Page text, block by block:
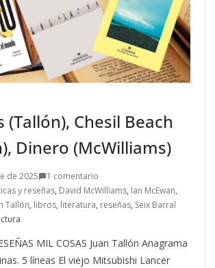
(Tallón), Chesil Beach
Dinero (McWilliams)
de 2025
1 comentario
y reseñas, David McWilliams, Ian McEwan,
Tallón, libros, literatura, reseñas, Seix Barral
MIL COSAS Juan Tallón Anagrama
5 líneas El viejo Mitsubishi Lancer